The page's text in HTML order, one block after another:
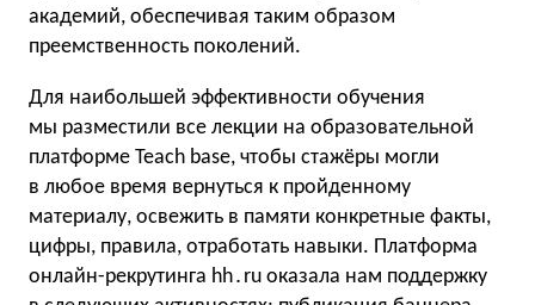
академий, обеспечивая таким образом
преемственность поколений.
Для наибольшей эффективности обучения
мы разместили все лекции на образовательной
платформе Teach base, чтобы стажёры могли
в любое время вернуться к пройденному
материалу, освежить в памяти конкретные факты,
цифры, правила, отработать навыки. Платформа
онлайн-рекрутинга hh․ru оказала нам поддержку